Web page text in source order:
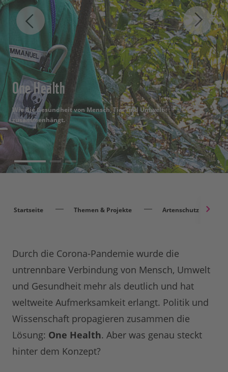
One Health
Wie die Gesundheit von Mensch, Tier und Umwelt
zusammenhängt.
One Health
Wie die Gesundheit von Mensch, Tier und Umwelt
zusammenhängt.
One Health
Wie die Gesundheit von Mensch, Tier und Umwelt
zusammenhängt
Startseite Themen & Projekte Artenschutz
Durch die Corona-Pandemie wurde die
untrennbare Verbindung von Mensch, Umwelt
und Gesundheit mehr als deutlich und hat
weltweite Aufmerksamkeit erlangt. Politik und
Wissenschaft propagieren zusammen die
Lösung: One Health. Aber was genau steckt
hinter dem Konzept?